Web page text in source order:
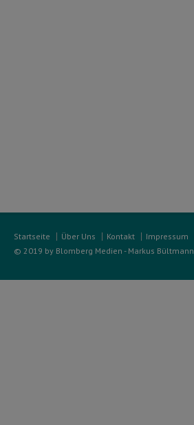
Startseite Über Uns Kontakt Impressum
© 2019 by Blomberg Medien - Markus Bültmann